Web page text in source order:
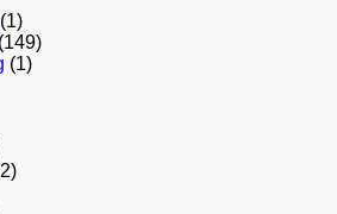
(1)
(149)
(1)